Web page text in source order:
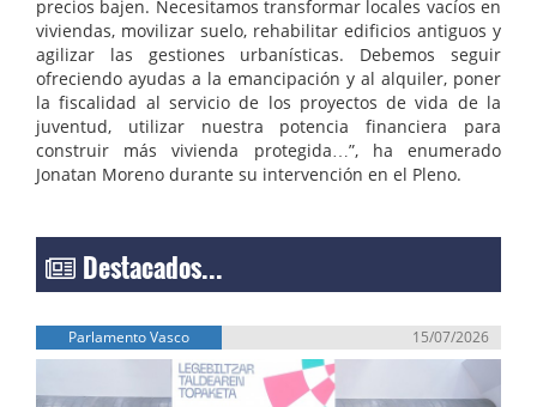
precios bajen. Necesitamos transformar locales vacíos en
viviendas, movilizar suelo, rehabilitar edificios antiguos y
agilizar las gestiones urbanísticas. Debemos seguir
ofreciendo ayudas a la emancipación y al alquiler, poner
la fiscalidad al servicio de los proyectos de vida de la
juventud, utilizar nuestra potencia financiera para
construir más vivienda protegida…”, ha enumerado
Jonatan Moreno durante su intervención en el Pleno.
Destacados...
Parlamento Vasco 15/07/2026